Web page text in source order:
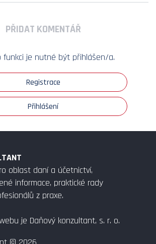
PŘIDAT KOMENTÁŘ
funkci je nutné být přihlášen/a.
Registrace
Přihlášení
oblast daní a účetnictví,
informace, praktické rady
z praxe.
je Daňový konzultant, s. r. o.